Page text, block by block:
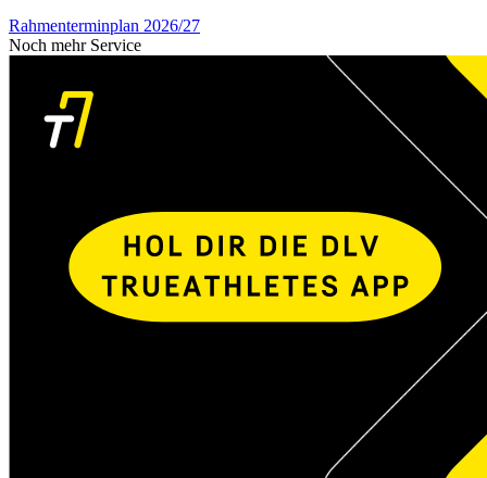
Rahmenterminplan 2026/27
Noch mehr Service